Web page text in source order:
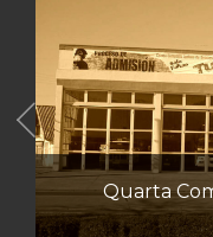
Quarta